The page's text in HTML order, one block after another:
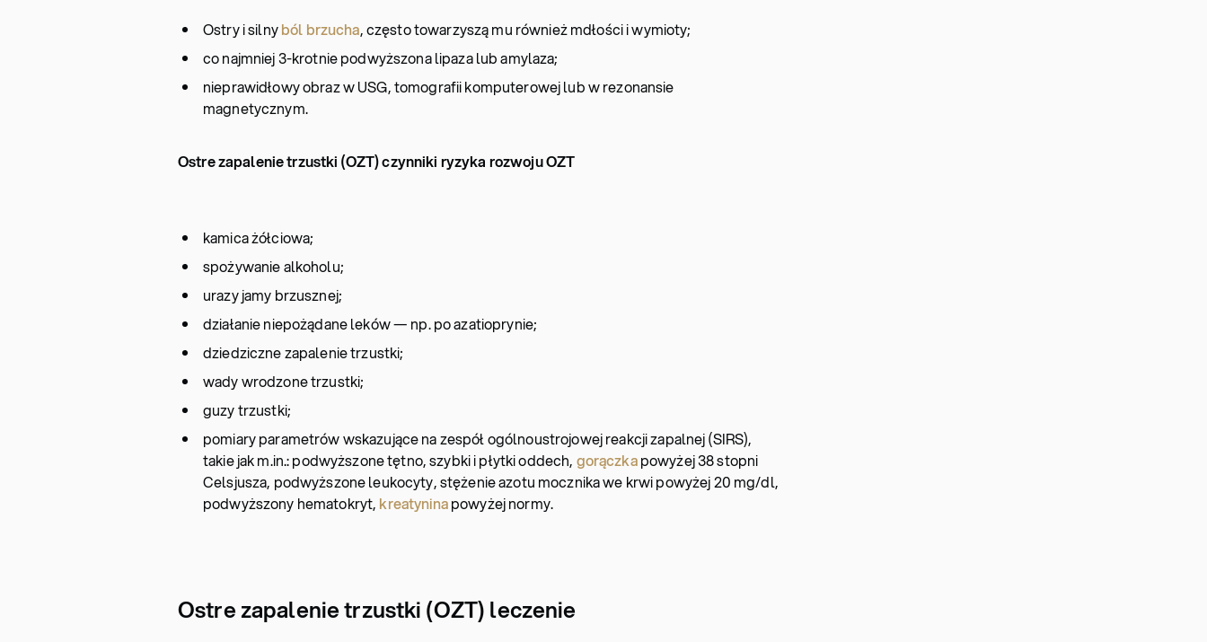
Ostry i silnyból brzucha, często towarzyszą mu również mdłości i wymioty;
co najmniej 3-krotnie podwyższona lipaza lub amylaza;
nieprawidłowy obraz w USG, tomografii komputerowej lub w rezonansie
magnetycznym.
Ostre zapalenie trzustki (OZT) czynniki ryzyka rozwoju OZT
kamica żółciowa;
spożywanie alkoholu;
urazy jamy brzusznej;
działanie niepożądane leków — np. po azatioprynie;
dziedziczne zapalenie trzustki;
wady wrodzone trzustki;
guzy trzustki;
pomiary parametrów wskazujące na zespół ogólnoustrojowej reakcji zapalnej (SIRS),
takie jak m.in.: podwyższone tętno, szybki i płytki oddech, gorączkapowyżej 38 stopni
Celsjusza, podwyższone leukocyty, stężenie azotu mocznika we krwi powyżej 20 mg/dl,
podwyższony hematokryt, kreatyninapowyżej normy.
Ostre zapalenie trzustki (OZT) leczenie